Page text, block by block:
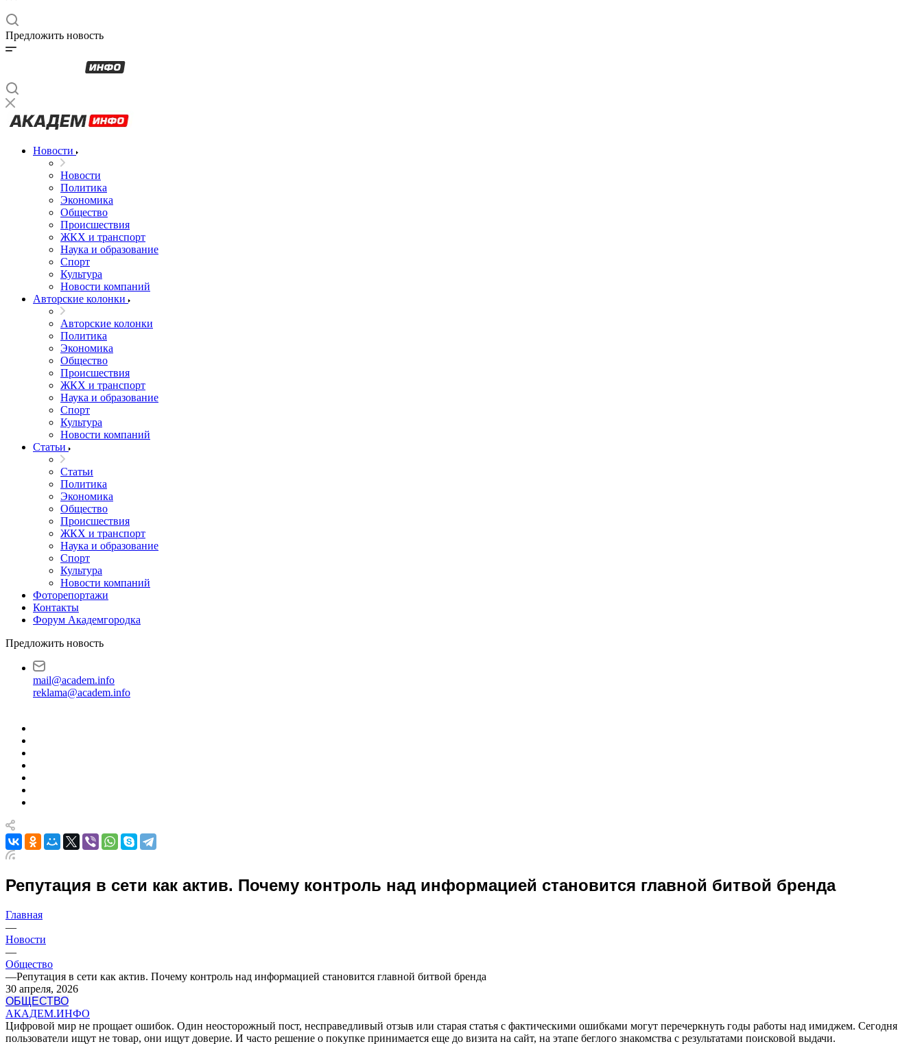
Предложить новость
Новости
Новости
Политика
Экономика
Общество
Происшествия
ЖКХ и транспорт
Наука и образование
Спорт
Культура
Новости компаний
Авторские колонки
Авторские колонки
Политика
Экономика
Общество
Происшествия
ЖКХ и транспорт
Наука и образование
Спорт
Культура
Новости компаний
Статьи
Статьи
Политика
Экономика
Общество
Происшествия
ЖКХ и транспорт
Наука и образование
Спорт
Культура
Новости компаний
Фоторепортажи
Контакты
Форум Академгородка
Предложить новость
mail@academ.info
reklama@academ.info
Репутация в сети как актив. Почему контроль над информацией становится главной битвой бренда
Главная
—
Новости
—
Общество
—Репутация в сети как актив. Почему контроль над информацией становится главной битвой бренда
30 апреля, 2026
ОБЩЕСТВО
АКАДЕМ.ИНФО
Цифровой мир не прощает ошибок. Один неосторожный пост, несправедливый отзыв или старая статья с фактическими ошибками могут перечеркнуть годы работы над имиджем. Сегодня
пользователи ищут не товар, они ищут доверие. И часто решение о покупке принимается еще до визита на сайт, на этапе беглого знакомства с результатами поисковой выдачи.